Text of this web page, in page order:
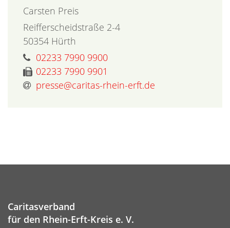
Carsten Preis
Reifferscheidstraße 2-4
50354 Hürth
02233 7990 9900
02233 7990 9901
presse@caritas-rhein-erft.de
Caritasverband
für den Rhein-Erft-Kreis e. V.